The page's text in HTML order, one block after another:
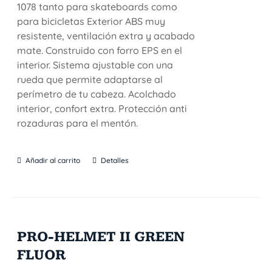
1078 tanto para skateboards como
para bicicletas Exterior ABS muy
resistente, ventilación extra y acabado
mate. Construido con forro EPS en el
interior. Sistema ajustable con una
rueda que permite adaptarse al
perímetro de tu cabeza. Acolchado
interior, confort extra. Protección anti
rozaduras para el mentón.
Añadir al carrito Detalles
PRO-HELMET II GREEN
FLUOR